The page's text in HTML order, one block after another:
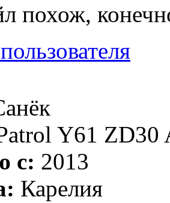
похож,
Y61 ZD30
с: 2013
Карелия